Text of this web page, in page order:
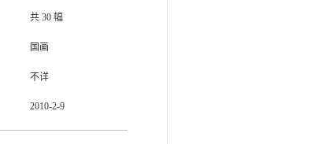
共 30 幅
国画
不详
2010-2-9